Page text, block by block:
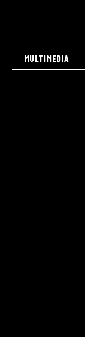
MULTIMEDIA